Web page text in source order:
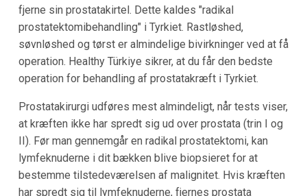
fjerne sin prostatakirtel. Dette kaldes "radikal
prostatektomibehandling" i Tyrkiet. Rastløshed,
søvnløshed og tørst er almindelige bivirkninger ved at få
operation. Healthy Türkiye sikrer, at du får den bedste
operation for behandling af prostatakræft i Tyrkiet.
Prostatakirurgi udføres mest almindeligt, når tests viser,
at kræften ikke har spredt sig ud over prostata (trin I og
II). Før man gennemgår en radikal prostatektomi, kan
lymfeknuderne i dit bækken blive biopsieret for at
bestemme tilstedeværelsen af malignitet. Hvis kræften
har spredt sig til lymfeknuderne, fjernes prostata